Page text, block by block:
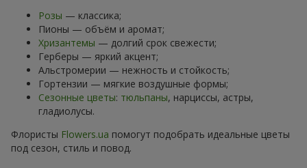
Розы — классика;
Пионы — объём и аромат;
Хризантемы — долгий срок свежести;
Герберы — яркий акцент;
Альстромерии — нежность и стойкость;
Гортензии — мягкие воздушные формы;
Сезонные цветы: тюльпаны, нарциссы, астры,
гладиолусы.
Флористы Flowers.ua помогут подобрать идеальные цветы
под сезон, стиль и повод.